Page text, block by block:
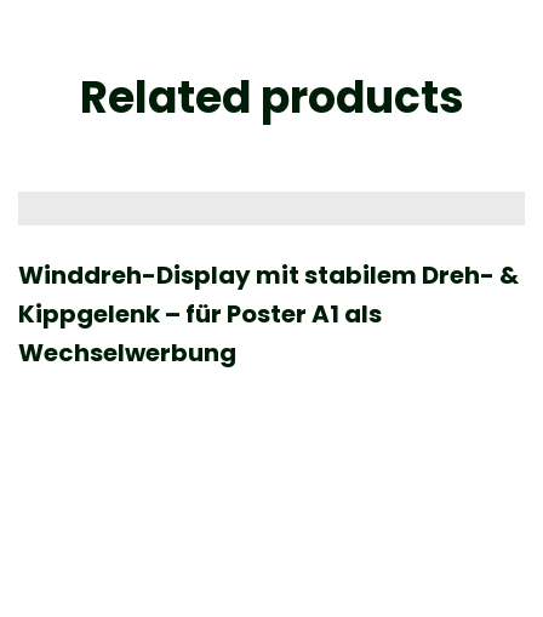
Related products
Winddreh-Display mit stabilem Dreh- &
Kippgelenk – für Poster A1 als
Wechselwerbung